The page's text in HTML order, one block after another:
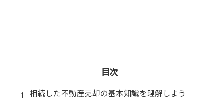
目次
相続した不動産売却の基本知識を理解しよう